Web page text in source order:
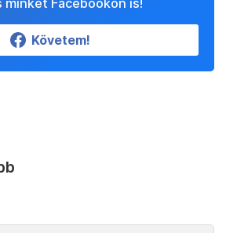
minket Facebookon is!
Követem!